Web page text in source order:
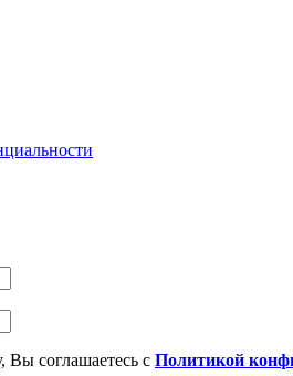
соглашаетесь с Политикой